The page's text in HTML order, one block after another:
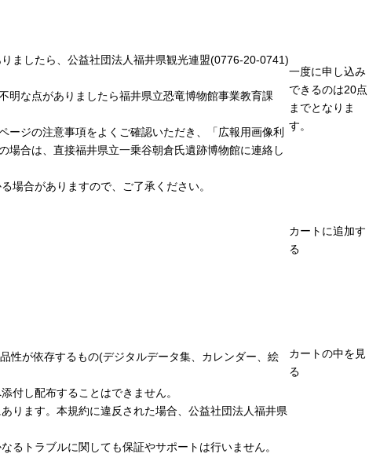
ましたら、公益社団法人福井県観光連盟(0776-20-0741)
明な点がありましたら福井県立恐竜博物館事業教育課
ージの注意事項をよくご確認いただき、「広報用画像利
場合は、直接福井県立一乗谷朝倉氏遺跡博物館に連絡し
場合がありますので、ご了承ください。
性が依存するもの(デジタルデータ集、カレンダー、絵
付し配布することはできません。
ります。本規約に違反された場合、公益社団法人福井県
トラブルに関しても保証やサポートは行いません。
一度に申し込み
できるのは20点
までとなりま
す。
カートに追加す
る
カートの中を見
る